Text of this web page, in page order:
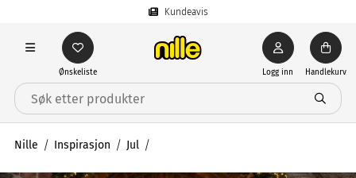
Kundeavis
Ønskeliste Logg inn Handlekurv
Nille Inspirasjon Jul